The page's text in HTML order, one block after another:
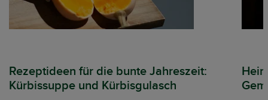
Rezeptideen für die bunte Jahreszeit:
Kürbissuppe und Kürbisgulasch